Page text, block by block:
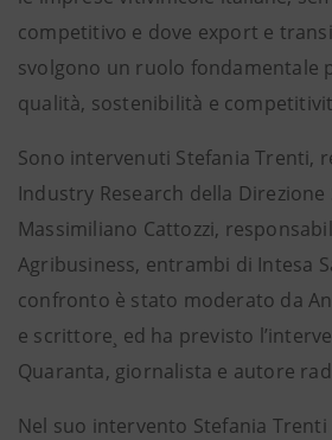
competitivo e dove export e
svolgono un ruolo fondamentale
qualità, sostenibilità e
Sono intervenuti Stefania Trenti,
Industry Research della Direzione
Massimiliano Cattozzi,
Agribusiness, entrambi di Intesa
confronto è stato moderato da
e scrittore¸ ed ha previsto
Quaranta, giornalista e autore
Nel suo intervento Stefania